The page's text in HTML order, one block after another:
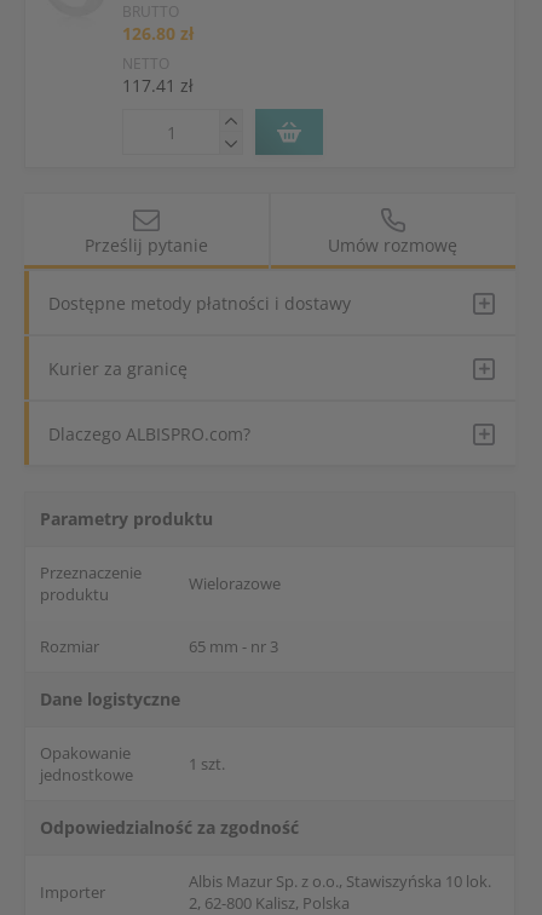
BRUTTO
126.80 zł
NETTO
117.41 zł
Prześlij pytanie Umów rozmowę
Dostępne metody płatności i dostawy
Kurier za granicę
Dlaczego ALBISPRO.com?
Parametry produktu
Przeznaczenie
produktu
Wielorazowe
Rozmiar 65 mm - nr 3
Dane logistyczne
Opakowanie
jednostkowe
1 szt.
Odpowiedzialność za zgodność
Importer
Albis Mazur Sp. z o.o., Stawiszyńska 10 lok.
2, 62-800 Kalisz, Polska